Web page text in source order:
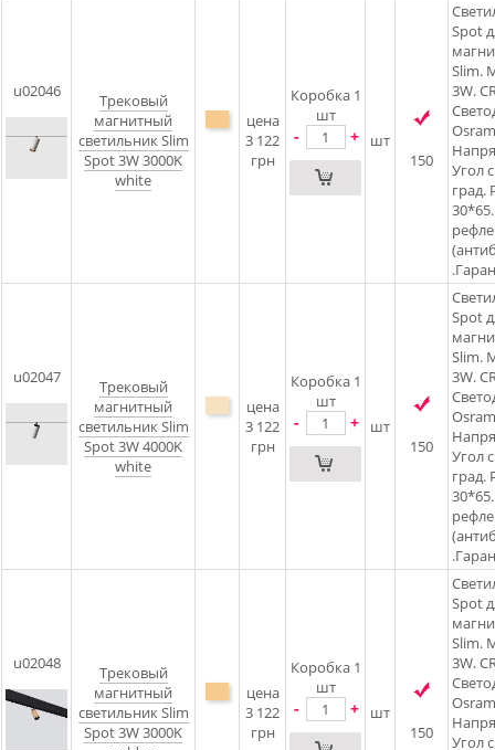
u02046
Трековый
магнитный
светильник Slim
Spot 3W 3000K
white
цена
3 122
грн
Коробка 1
шт
- +
шт
150
Spot
Slim.
3W.
Угол
град.
u02047
Трековый
магнитный
светильник Slim
Spot 3W 4000K
white
цена
3 122
грн
Коробка 1
шт
- +
шт
150
Spot
Slim.
3W.
Угол
град.
u02048
Трековый
магнитный
светильник Slim
Spot 3W 3000K
цена
3 122
грн
Коробка 1
шт
- +
шт
150
Spot
Slim.
3W.
Угол